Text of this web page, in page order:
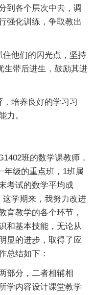
到各个层次中去，调
强化训练，争取教出
他们的闪光点，坚持
生带后进生，鼓励其进
培养良好的学习习
力。
班的数学课教师，
年级的重点班，1班属
考试的数学平均成
学期来，我努力改进
育教学的各个环节，
和基本技能，无论从
显的进步，取得了应
总结如下：
分，二者相辅相
学内容设计课堂教学